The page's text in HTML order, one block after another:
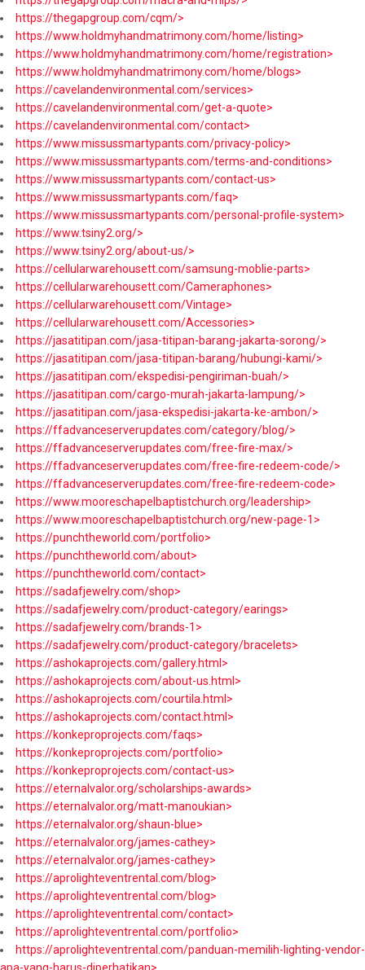
https://thegapgroup.com/cqm/>
https://www.holdmyhandmatrimony.com/home/listing>
https://www.holdmyhandmatrimony.com/home/registration>
https://www.holdmyhandmatrimony.com/home/blogs>
https://cavelandenvironmental.com/services>
https://cavelandenvironmental.com/get-a-quote>
https://cavelandenvironmental.com/contact>
https://www.missussmartypants.com/privacy-policy>
https://www.missussmartypants.com/terms-and-conditions>
https://www.missussmartypants.com/contact-us>
https://www.missussmartypants.com/faq>
https://www.missussmartypants.com/personal-profile-system>
https://www.tsiny2.org/>
https://www.tsiny2.org/about-us/>
https://cellularwarehousett.com/samsung-moblie-parts>
https://cellularwarehousett.com/Cameraphones>
https://cellularwarehousett.com/Vintage>
https://cellularwarehousett.com/Accessories>
https://jasatitipan.com/jasa-titipan-barang-jakarta-sorong/>
https://jasatitipan.com/jasa-titipan-barang/hubungi-kami/>
https://jasatitipan.com/ekspedisi-pengiriman-buah/>
https://jasatitipan.com/cargo-murah-jakarta-lampung/>
https://jasatitipan.com/jasa-ekspedisi-jakarta-ke-ambon/>
https://ffadvanceserverupdates.com/category/blog/>
https://ffadvanceserverupdates.com/free-fire-max/>
https://ffadvanceserverupdates.com/free-fire-redeem-code/>
https://ffadvanceserverupdates.com/free-fire-redeem-code>
https://www.mooreschapelbaptistchurch.org/leadership>
https://www.mooreschapelbaptistchurch.org/new-page-1>
https://punchtheworld.com/portfolio>
https://punchtheworld.com/about>
https://punchtheworld.com/contact>
https://sadafjewelry.com/shop>
https://sadafjewelry.com/product-category/earings>
https://sadafjewelry.com/brands-1>
https://sadafjewelry.com/product-category/bracelets>
https://ashokaprojects.com/gallery.html>
https://ashokaprojects.com/about-us.html>
https://ashokaprojects.com/courtila.html>
https://ashokaprojects.com/contact.html>
https://konkeproprojects.com/faqs>
https://konkeproprojects.com/portfolio>
https://konkeproprojects.com/contact-us>
https://eternalvalor.org/scholarships-awards>
https://eternalvalor.org/matt-manoukian>
https://eternalvalor.org/shaun-blue>
https://eternalvalor.org/james-cathey>
https://eternalvalor.org/james-cathey>
https://aprolighteventrental.com/blog>
https://aprolighteventrental.com/blog>
https://aprolighteventrental.com/contact>
https://aprolighteventrental.com/portfolio>
https://aprolighteventrental.com/panduan-memilih-lighting-vendor-
apa-yang-harus-diperhatikan>